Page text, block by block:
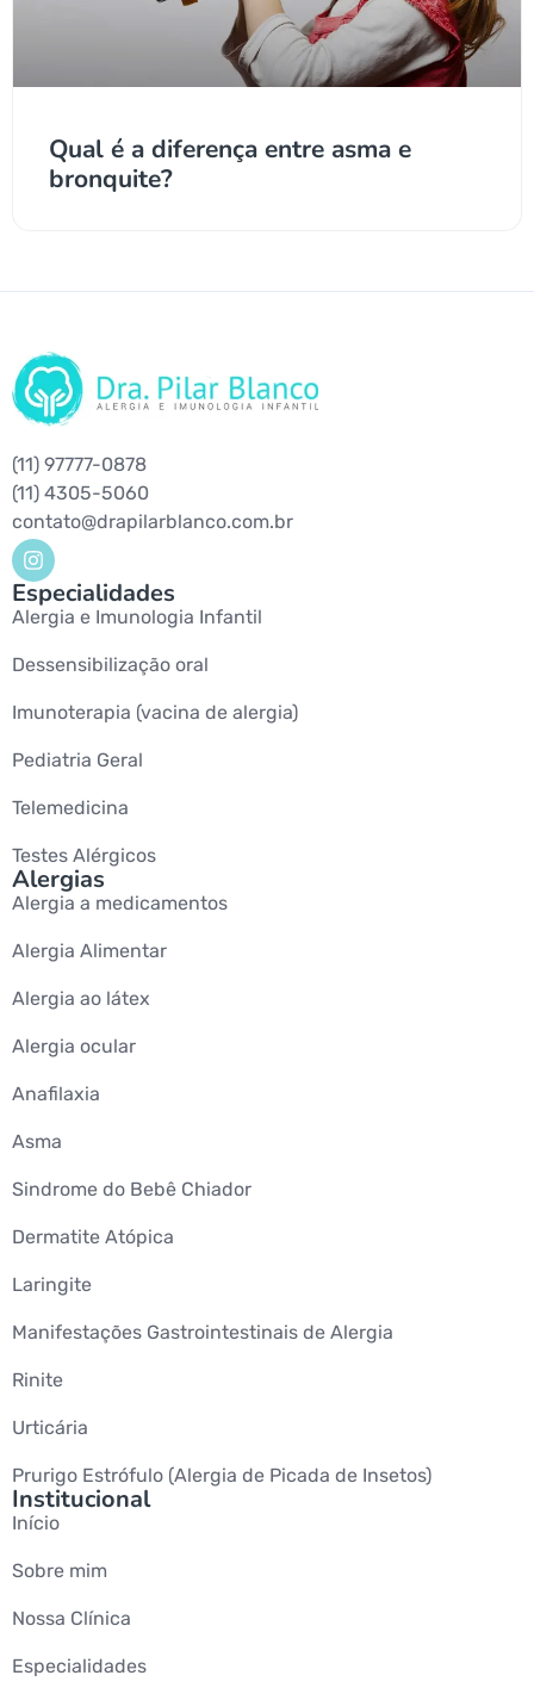
Qual é a diferença entre asma e
bronquite?
(11) 97777-0878
(11) 4305-5060
contato@drapilarblanco.com.br
Especialidades
Alergia e Imunologia Infantil
Dessensibilização oral
Imunoterapia (vacina de alergia)
Pediatria Geral
Telemedicina
Testes Alérgicos
Alergias
Alergia a medicamentos
Alergia Alimentar
Alergia ao látex
Alergia ocular
Anafilaxia
Asma
Sindrome do Bebê Chiador
Dermatite Atópica
Laringite
Manifestações Gastrointestinais de Alergia
Rinite
Urticária
Prurigo Estrófulo (Alergia de Picada de Insetos)
Institucional
Início
Sobre mim
Nossa Clínica
Especialidades